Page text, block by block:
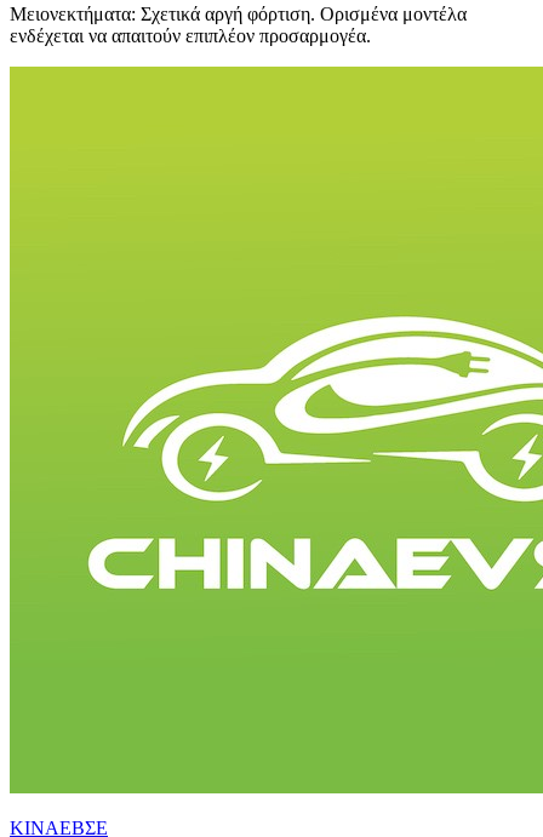
Μειονεκτήματα: Σχετικά αργή φόρτιση. Ορισμένα μοντέλα
ενδέχεται να απαιτούν επιπλέον προσαρμογέα.
ΚΙΝΑΕΒΣΕ